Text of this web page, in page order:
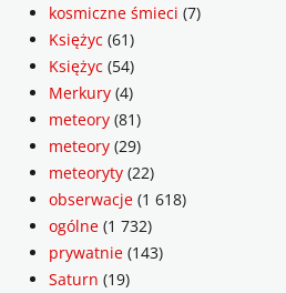
kosmiczne śmieci (7)
Księżyc (61)
Księżyc (54)
Merkury (4)
meteory (81)
meteory (29)
meteoryty (22)
obserwacje (1 618)
ogólne (1 732)
prywatnie (143)
Saturn (19)